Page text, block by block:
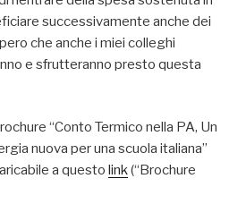
successivamente anche dei
che anche i miei colleghi
e sfrutteranno presto questa
“Conto Termico nella PA, Un
nuova per una scuola italiana”
a questo link(“Brochure